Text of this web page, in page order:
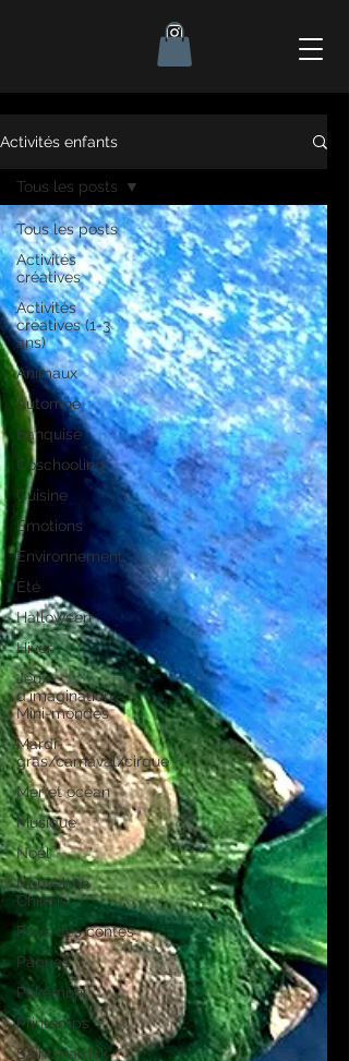
Activités enfants
Tous les posts
Activités
créatives
Activités
créatives (1-3
ans)
Animaux
Automne
Banquise
Coschooling
Cuisine
Emotions
Environnement
Été
Halloween
Hiver
Jeux
d'imagination -
Mini-mondes
Mardi-
gras/carnaval/cirque
Mer et océan
Musique
Noël
Nouvel An
Chinois
Pays des contes
Pâques
Pokemon
Printemps
Saint-Patrick
Tous les posts